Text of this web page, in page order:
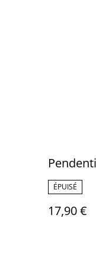
ÉPUISÉ
17,90 €